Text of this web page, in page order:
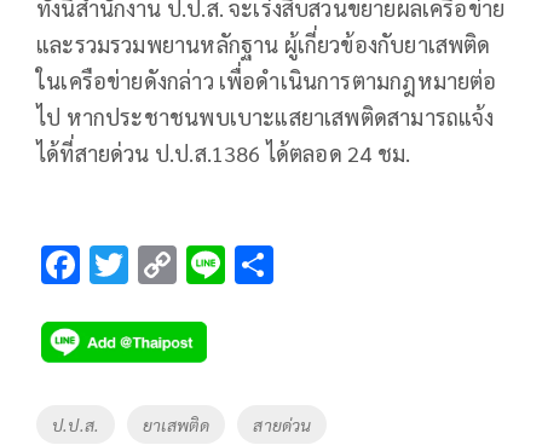
ทั้งนี้สำนักงาน ป.ป.ส. จะเร่งสืบสวนขยายผลเครือข่าย
และรวมรวมพยานหลักฐาน ผู้เกี่ยวข้องกับยาเสพติด
ในเครือข่ายดังกล่าว เพื่อดำเนินการตามกฎหมายต่อ
ไป หากประชาชนพบเบาะแสยาเสพติดสามารถแจ้ง
ได้ที่สายด่วน ป.ป.ส.1386 ได้ตลอด 24 ชม.
F
e
b
o
T
tt
er
C
p
y
Li
Li
Tags
ป.ป.ส. ยาเสพติด สายด่วน